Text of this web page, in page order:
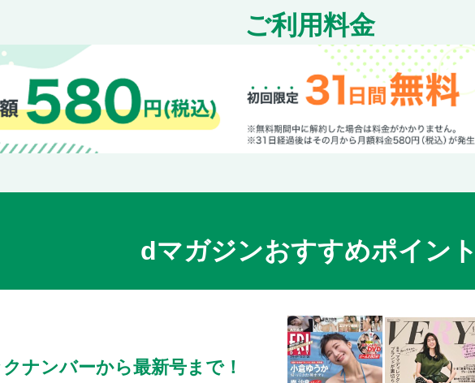
ご利用料金
dマガジンおすすめポイント
ナンバーから最新号まで！